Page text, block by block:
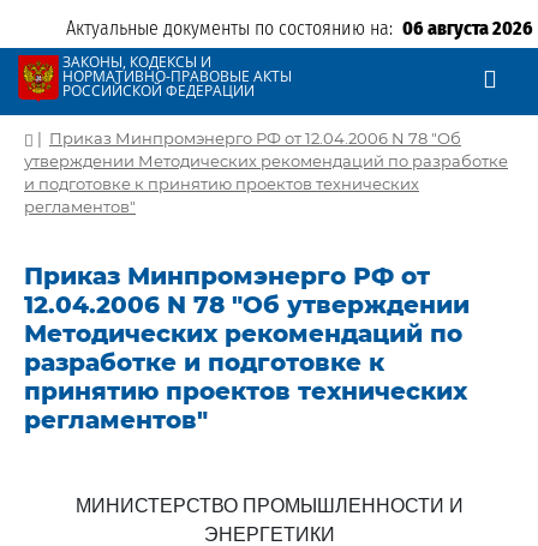
Актуальные документы по состоянию на: 06 августа 2026
ЗАКОНЫ, КОДЕКСЫ И
НОРМАТИВНО-ПРАВОВЫЕ АКТЫ
РОССИЙСКОЙ ФЕДЕРАЦИИ
| Приказ Минпромэнерго РФ от 12.04.2006 N 78 "Об
утверждении Методических рекомендаций по разработке
и подготовке к принятию проектов технических
регламентов"
Приказ Минпромэнерго РФ от
12.04.2006 N 78 "Об утверждении
Методических рекомендаций по
разработке и подготовке к
принятию проектов технических
регламентов"
МИНИСТЕРСТВО ПРОМЫШЛЕННОСТИ И
ЭНЕРГЕТИКИ